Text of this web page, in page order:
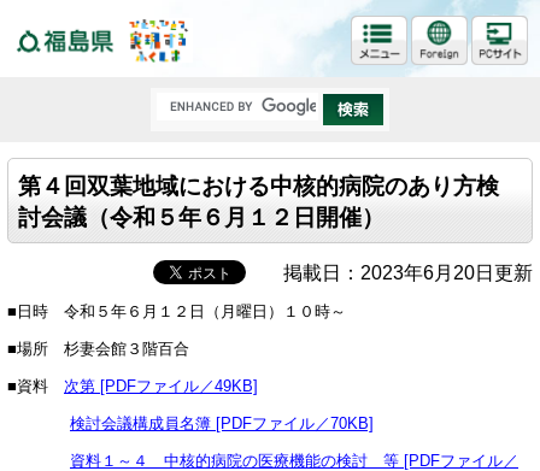
第４回双葉地域における中核的病院のあり方検
討会議（令和５年６月１２日開催）
掲載日：2023年6月20日更新
■日時 令和５年６月１２日（月曜日）１０時～
■場所 杉妻会館３階百合
■資料 次第 [PDFファイル／49KB]
検討会議構成員名簿 [PDFファイル／70KB]
資料１～４ 中核的病院の医療機能の検討 等 [PDFファイル／